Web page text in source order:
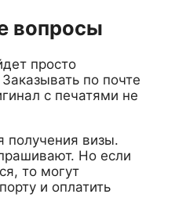
вопросы
просто
по почте
с печатями не
получения визы.
Но если
то могут
и оплатить